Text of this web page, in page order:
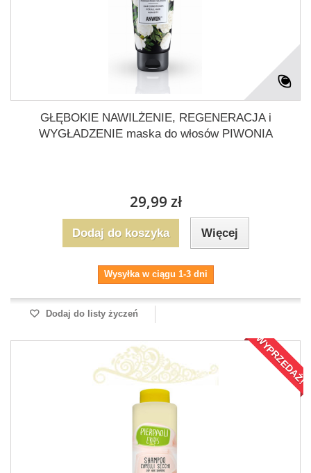
GŁĘBOKIE NAWILŻENIE, REGENERACJA i
WYGŁADZENIE maska do włosów PIWONIA
29,99 zł
Dodaj do koszyka Więcej
Wysyłka w ciągu 1-3 dni
Dodaj do listy życzeń
WYPRZEDAŻ!